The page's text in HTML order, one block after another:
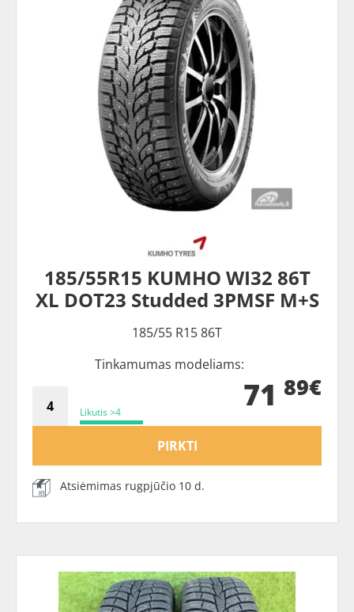
185/55R15 KUMHO WI32 86T
XL DOT23 Studded 3PMSF M+S
185/55 R15 86T
Tinkamumas modeliams:
Likutis >4 71 89€
PIRKTI
Atsiėmimas rugpjūčio 10 d.